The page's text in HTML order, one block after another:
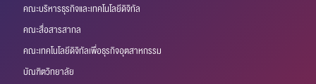
คณะบริหารธุรกิจและเทคโนโลยีดิจิทัล
คณะสื่อสารสากล
คณะเทคโนโลยีดิจิทัลเพื่อธุรกิจอุตสาหกรรม
บัณฑิตวิทยาลัย